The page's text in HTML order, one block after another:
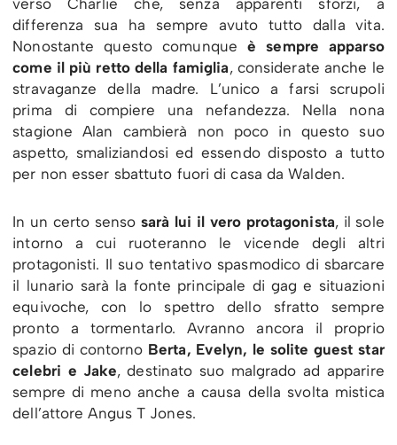
differenza sua ha sempre avuto tutto dalla vita.
Nonostante questo comunqueè sempre apparso
come il più retto della famiglia, considerate anche le
stravaganze della madre. L’unico a farsi scrupoli
prima di compiere una nefandezza. Nella nona
stagione Alan cambierà non poco in questo suo
aspetto, smaliziandosi ed essendo disposto a tutto
per non esser sbattuto fuori di casa da Walden.
In un certo senso sarà lui il vero protagonista, il sole
intorno a cui ruoteranno le vicende degli altri
protagonisti. Il suo tentativo spasmodico di sbarcare
il lunario sarà la fonte principale di gag e situazioni
equivoche, con lo spettro dello sfratto sempre
pronto a tormentarlo. Avranno ancora il proprio
spazio di contorno Berta, Evelyn, le solite guest star
celebri e Jake, destinato suo malgrado ad apparire
sempre di meno anche a causa della svolta mistica
dell’attore Angus T Jones.